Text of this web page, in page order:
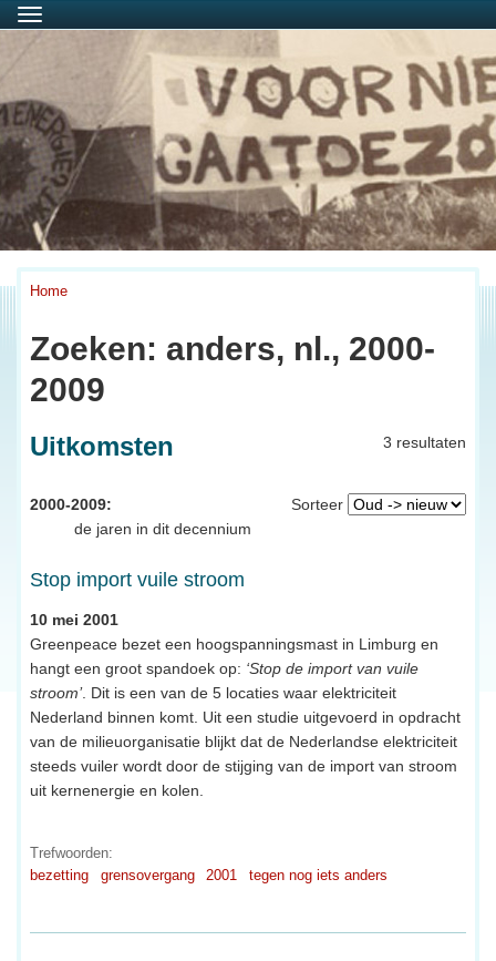
Menu
Home
Zoeken: anders, nl., 2000-
2009
3 resultaten
Uitkomsten
Sorteer
2000-2009:
de jaren in dit decennium
Stop import vuile stroom
10 mei 2001
Greenpeace bezet een hoogspanningsmast in Limburg en
hangt een groot spandoek op: ‘Stop de import van vuile
stroom’. Dit is een van de 5 locaties waar elektriciteit
Nederland binnen komt. Uit een studie uitgevoerd in opdracht
van de milieuorganisatie blijkt dat de Nederlandse elektriciteit
steeds vuiler wordt door de stijging van de import van stroom
uit kernenergie en kolen.
Trefwoorden:
bezetting
grensovergang 2001 tegen nog iets anders